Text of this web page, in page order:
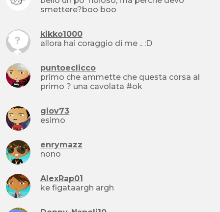
smettere?boo boo
kikko1000
allora hai coraggio di me .. :D
puntoeclicco
primo che ammette che questa corsa al
primo ? una cavolata #ok
giov73
esimo
enrymazz
nono
AlexRap01
ke figataargh argh